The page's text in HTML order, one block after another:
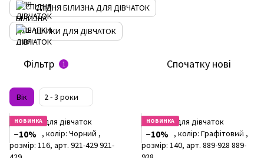
СПІДНЯ БІЛИЗНА ДЛЯ ДІВЧАТОК
ШАПКИ ДЛЯ ДІВЧАТОК
Фільтр 1 Спочатку нові
Вік 2 - 3 роки
НОВИНКА
−10%
НОВИНКА
−10%